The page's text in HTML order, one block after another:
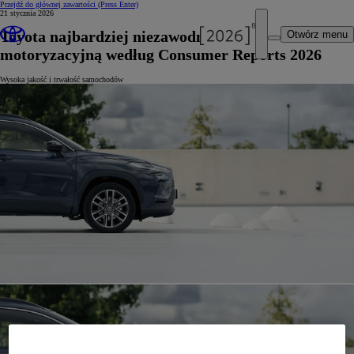
Przejdź do głównej zawartości (Press Enter)
Otwórz menu
21 stycznia 2026
Toyota najbardziej niezawodną marką
motoryzacyjną według Consumer Reports 2026
Wysoka jakość i trwałość samochodów